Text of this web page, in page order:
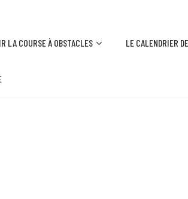
LA COURSE À OBSTACLES LE CALENDRIER